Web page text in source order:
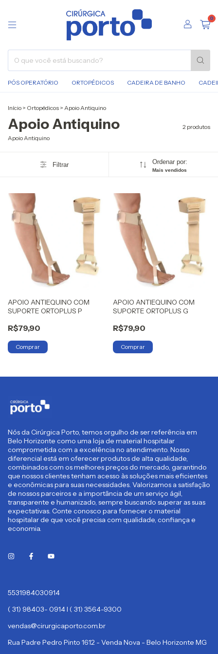
0
PÓS OPERATÓRIO ORTOPÉDICOS CADEIRA DE BANHO
Início > Ortopédicos > Apoio Antiquino
Apoio Antiquino
2 produtos
Apoio Antiquino
Filtrar Ordenar por:
Mais vendidos
APOIO ANTIEQUINO COM
SUPORTE ORTOPLUS P
R$79,90
APOIO ANTIEQUINO COM
SUPORTE ORTOPLUS G
R$79,90
Nós da Cirúrgica Porto, temos orgulho de ser referência em
Belo Horizonte como uma loja de material hospitalar
comprometida com a excelência no atendimento. Nosso
diferencial está em oferecer produtos de alta qualidade,
combinados com os melhores preços do mercado, garantindo
que nossos clientes tenham acesso às soluções mais eficientes
e econômicas para suas necessidades. Valorizamos a satisfação
de nossos parceiros e a importância de um serviço ágil,
transparente e humanizado, sempre buscando superar as suas
expectativas. Conte conosco para fornecer o material
hospitalar de que você precisa com qualidade, confiança e
economia.
5531984030914
( 31) 98403- 0914 I ( 31) 3564-9300
vendas@cirurgicaporto.com.br
Rua Padre Pedro Pinto 1612 - Venda Nova - Belo Horizonte MG